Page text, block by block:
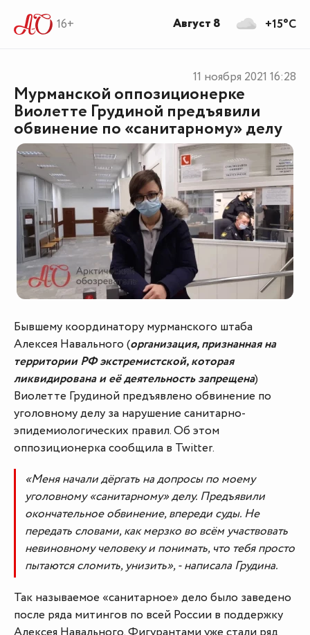
16+
Мурманской оппозиционерке
Виолетте Грудиной предъявили
обвинение по «санитарному» делу
11 ноября 2021 16:28
Бывшему координатору мурманского штаба
Алексея Навального (организация, признанная на
территории РФ экстремистской, которая
ликвидирована и её деятельность запрещена)
Виолетте Грудиной предъявлено обвинение по
уголовному делу за нарушение санитарно-
эпидемиологических правил. Об этом
оппозиционерка сообщила в Twitter.
«Меня начали дёргать на допросы по моему
уголовному «санитарному» делу. Предъявили
окончательное обвинение, впереди суды. Не
передать словами, как мерзко во всём участвовать
невиновному человеку и понимать, что тебя просто
пытаются сломить, унизить», - написала Грудина.
Так называемое «санитарное» дело было заведено
после ряда митингов по всей России в поддержку
+15°C
Август 8